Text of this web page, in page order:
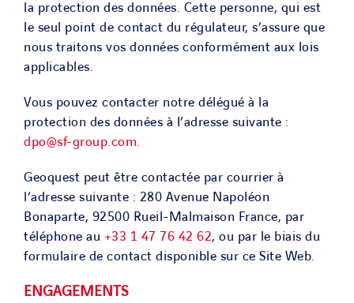
la protection des données. Cette personne, qui est
le seul point de contact du régulateur, s’assure que
nous traitons vos données conformément aux lois
applicables.
Vous pouvez contacter notre délégué à la
protection des données à l’adresse suivante :
dpo@sf-group.com.
Geoquest peut être contactée par courrier à
l’adresse suivante : 280 Avenue Napoléon
Bonaparte, 92500 Rueil-Malmaison France, par
téléphone au +33 1 47 76 42 62, ou par le biais du
formulaire de contact disponible sur ce Site Web.
ENGAGEMENTS